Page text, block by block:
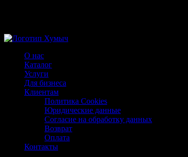
О нас
Каталог
Услуги
Для бизнеса
Клиентам
Политика Cookies
Юридические данные
Согласие на обработку данных
Возврат
Оплата
Контакты